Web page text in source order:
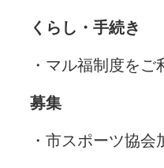
くらし・手続き
・マル福制度をご
募集
・市スポーツ協会